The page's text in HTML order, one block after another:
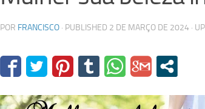
POR FRANCISCO · PUBLISHED 2 DE MARÇO DE 2024 ·